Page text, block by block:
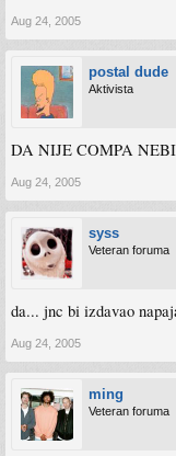
Aug 24, 2005
postal dude
Aktivista
DA NIJE COMPA
Aug 24, 2005
syss
Veteran foruma
da... jnc bi izdavao
Aug 24, 2005
ming
Veteran foruma